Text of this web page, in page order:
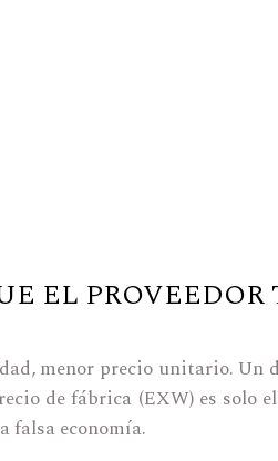
EL PROVEEDOR
menor precio unitario. Un
de fábrica (EXW) es solo
falsa economía.